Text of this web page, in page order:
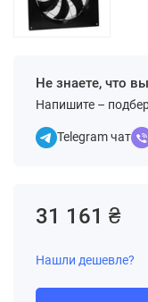
Не знаете, что
Напишите –
Telegram чат
31 161 ₴
Нашли дешевле?